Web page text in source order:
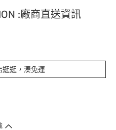
:廠商直送資訊
逛逛，湊免運